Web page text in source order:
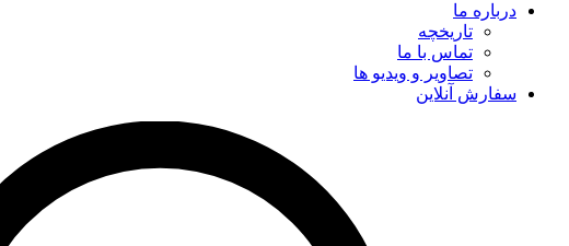
درباره ما
تاریخچه
تماس با ما
تصاویر و ویدیو ها
سفارش آنلاین